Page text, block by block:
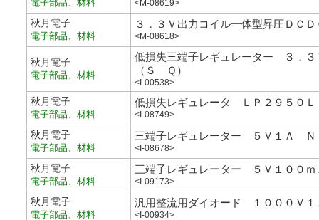
電子部品、材料 <M-08619>
秋月電子
電子部品、材料
３．３Ｖ出力コイル一体型昇圧ＤＣ
<M-08618>
秋月電子
電子部品、材料
低損失三端子レギュレーター ３．
（Ｓ Ｑ）
<I-00538>
秋月電子
電子部品、材料
低損失レギュレータ ＬＰ２９５０
<I-08749>
秋月電子
電子部品、材料
三端子レギュレーター ５Ｖ１Ａ Ｎ
<I-08678>
秋月電子
電子部品、材料
三端子レギュレーター ５Ｖ１００
<I-09173>
秋月電子
電子部品、材料
汎用整流用ダイオード １０００Ｖ
<I-00934>